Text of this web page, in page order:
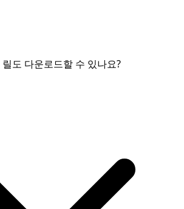
도 다운로드할 수 있나요?